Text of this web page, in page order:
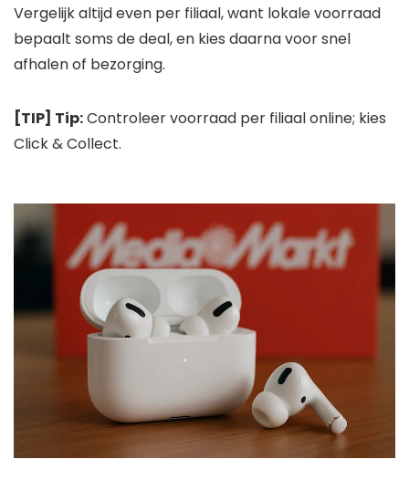
Vergelijk altijd even per filiaal, want lokale voorraad
bepaalt soms de deal, en kies daarna voor snel
afhalen of bezorging.
[TIP] Tip:Controleer voorraad per filiaal online; kies
Click & Collect.